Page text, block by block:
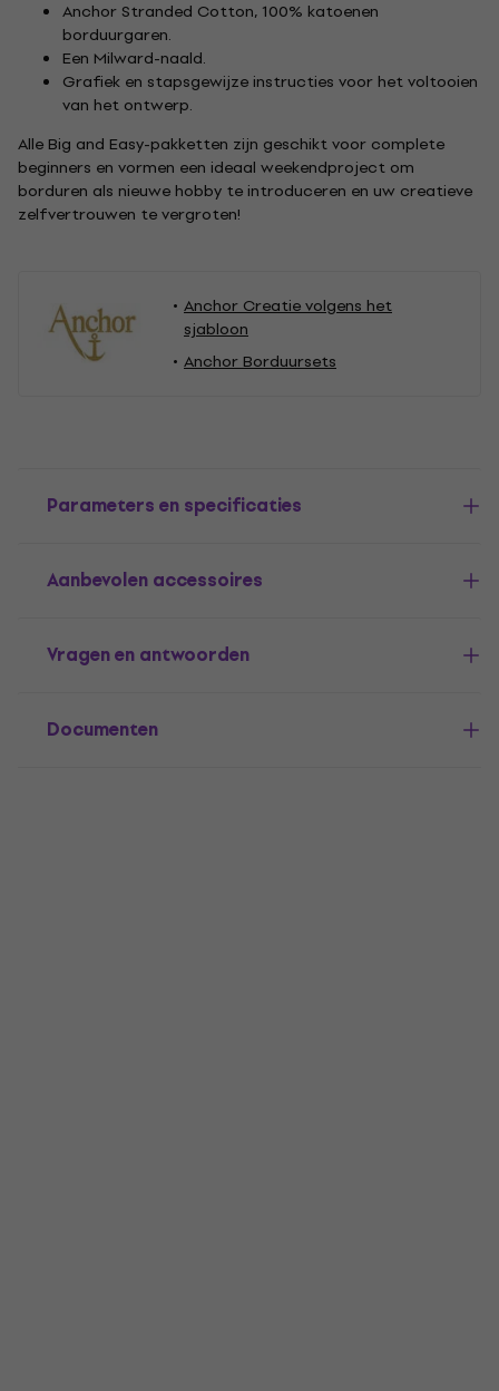
Anchor Stranded Cotton, 100% katoenen
borduurgaren.
Een Milward-naald.
Grafiek en stapsgewijze instructies voor het voltooien
van het ontwerp.
Alle Big and Easy-pakketten zijn geschikt voor complete
beginners en vormen een ideaal weekendproject om
borduren als nieuwe hobby te introduceren en uw creatieve
zelfvertrouwen te vergroten!
Anchor Creatie volgens het
sjabloon
Anchor Borduursets
Parameters en specificaties
Aanbevolen accessoires
Vragen en antwoorden
Documenten